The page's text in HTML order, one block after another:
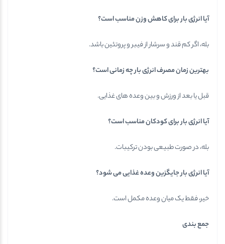
آیا انرژی بار برای کاهش وزن مناسب است؟
بله، اگر کم قند و سرشار از فیبر و پروتئین باشد.
بهترین زمان مصرف انرژی بار چه زمانی است؟
قبل یا بعد از ورزش و بین وعده های غذایی.
آیا انرژی بار برای کودکان مناسب است؟
بله، در صورت طبیعی بودن ترکیبات.
آیا انرژی بار جایگزین وعده غذایی می شود؟
خیر، فقط یک میان وعده مکمل است.
جمع بندی